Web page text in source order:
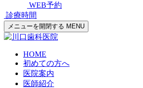
WEB予約
診療時間
メニューを開閉する MENU
HOME
初めての方へ
医院案内
医師紹介